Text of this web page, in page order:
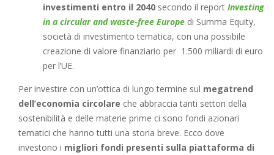
investimenti entro il 2040 secondo il report Investing
in a circular and waste-free Europe di Summa Equity,
società di investimento tematica, con una possibile
creazione di valore finanziario per 1.500 miliardi di euro
per l’UE.
Per investire con un’ottica di lungo termine sul megatrend
dell’economia circolare che abbraccia tanti settori della
sostenibilità e delle materie prime ci sono fondi azionari
tematici che hanno tutti una storia breve. Ecco dove
investono i migliori fondi presenti sulla piattaforma di